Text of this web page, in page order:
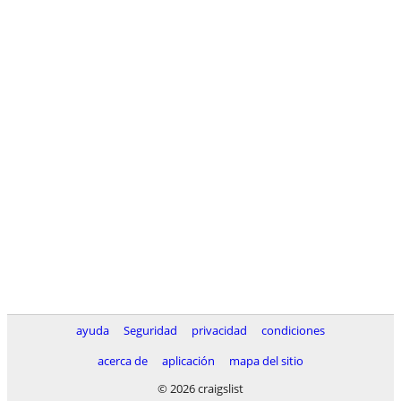
ayuda Seguridad privacidad
condiciones
acerca de
aplicación
mapa del sitio
© 2026 craigslist